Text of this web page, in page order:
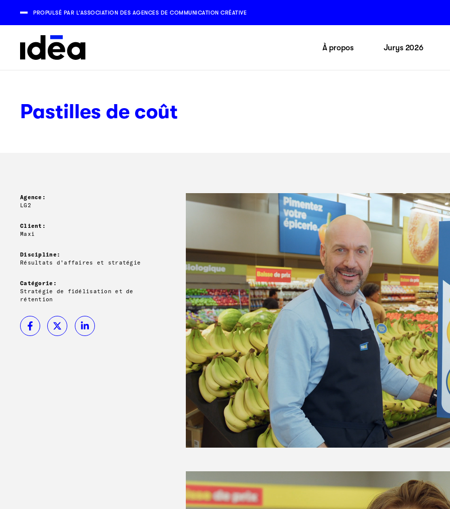
PROPULSÉ PAR L’ASSOCIATION DES AGENCES DE COMMUNICATION CRÉATIVE
À propos Jurys 2026
Pastilles de coût
Agence:
LG2
Client:
Maxi
Discipline:
Résultats d'affaires et stratégie
Catégorie:
Stratégie de fidélisation et de
rétention